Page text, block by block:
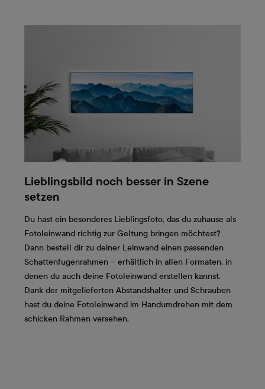
Lieblingsbild noch besser in Szene
setzen
Du hast ein besonderes Lieblingsfoto, das du zuhause als
Fotoleinwand richtig zur Geltung bringen möchtest?
Dann bestell dir zu deiner Leinwand einen passenden
Schattenfugenrahmen – erhältlich in allen Formaten, in
denen du auch deine Fotoleinwand erstellen kannst.
Dank der mitgelieferten Abstandshalter und Schrauben
hast du deine Fotoleinwand im Handumdrehen mit dem
schicken Rahmen versehen.